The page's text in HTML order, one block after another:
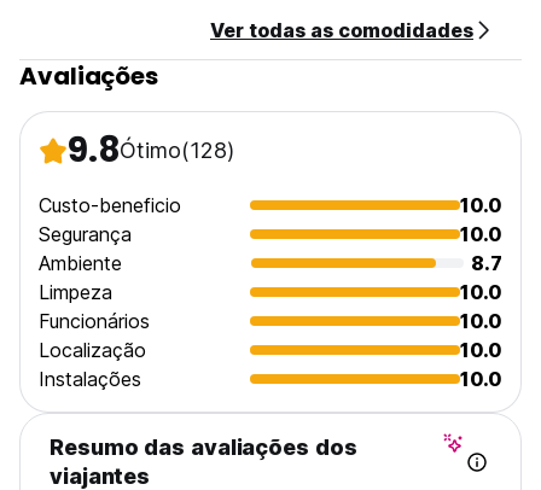
Ver todas as comodidades
Avaliações
9.8Ótimo(128)
Custo-beneficio
10.0
Segurança
10.0
Ambiente
8.7
Limpeza
10.0
Funcionários
10.0
Localização
10.0
Instalações
10.0
Resumo das avaliações dos
viajantes